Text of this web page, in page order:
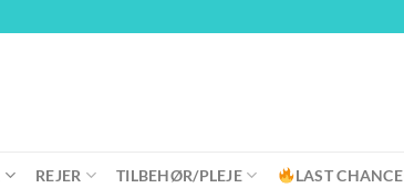
REJER TILBEHØR/PLEJE LAST CHANCE